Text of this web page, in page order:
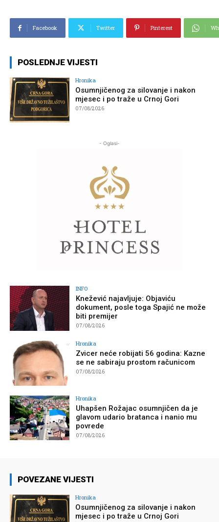
Facebook Twitter Pinterest
POSLEDNJE VIJESTI
Hronika
Osumnjičenog za silovanje i nakon
mjesec i po traže u Crnoj Gori
07/08/2026
- Oglasi-
INFO
Knežević najavljuje: Objaviću
dokument, posle toga Spajić ne može
biti premijer
07/08/2026
Hronika
Zvicer neće robijati 56 godina: Kazne
se ne sabiraju prostom računicom
07/08/2026
Hronika
Uhapšen Rožajac osumnjičen da je
glavom udario bratanca i nanio mu
povrede
07/08/2026
POVEZANE VIJESTI
Hronika
Osumnjičenog za silovanje i nakon
mjesec i po traže u Crnoj Gori